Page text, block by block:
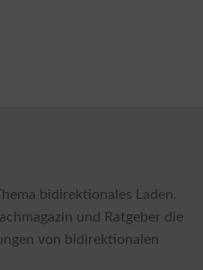
bidirektionales Laden.
und Ratgeber die
von bidirektionalen